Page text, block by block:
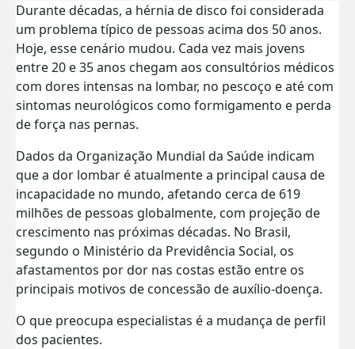
Durante décadas, a hérnia de disco foi considerada
um problema típico de pessoas acima dos 50 anos.
Hoje, esse cenário mudou. Cada vez mais jovens
entre 20 e 35 anos chegam aos consultórios médicos
com dores intensas na lombar, no pescoço e até com
sintomas neurológicos como formigamento e perda
de força nas pernas.
Dados da Organização Mundial da Saúde indicam
que a dor lombar é atualmente a principal causa de
incapacidade no mundo, afetando cerca de 619
milhões de pessoas globalmente, com projeção de
crescimento nas próximas décadas. No Brasil,
segundo o Ministério da Previdência Social, os
afastamentos por dor nas costas estão entre os
principais motivos de concessão de auxílio-doença.
O que preocupa especialistas é a mudança de perfil
dos pacientes.